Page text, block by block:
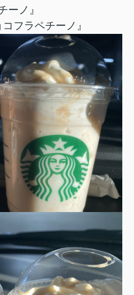
ーノ』
フラペチーノ』